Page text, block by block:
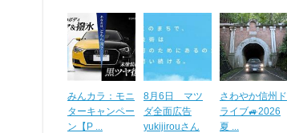
みんカラ：モニ
ターキャンペー
ン【P ...
8月6日 マツ
ダ全面広告
yukijirouさん
さわやか信州ド
ライブ🚙2026
夏 ...